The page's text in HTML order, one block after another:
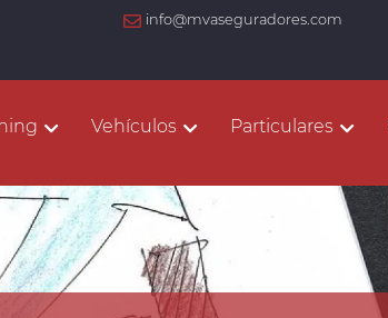
info@mvaseguradores.com
Vehículos Particulares